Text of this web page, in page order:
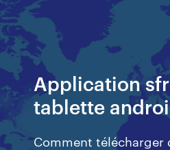
Application
tablette
Comment télécharger